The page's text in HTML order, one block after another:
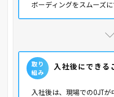
ボーディングをスムーズに
取り
組み
入社後にできる
入社後は、現場でのOJT